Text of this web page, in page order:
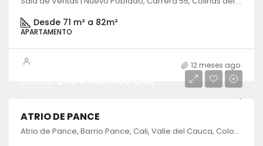
Desde 71 m² a 82m²
APARTAMENTO
12 meses ago
ATRIO DE PANCE
Atrio de Pance, Barrio Pance, Cali, Valle del Cauca, Colombia